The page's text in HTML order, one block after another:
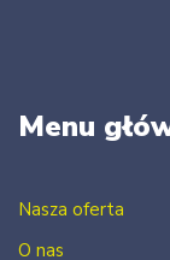
Menu
Nasza oferta
O nas